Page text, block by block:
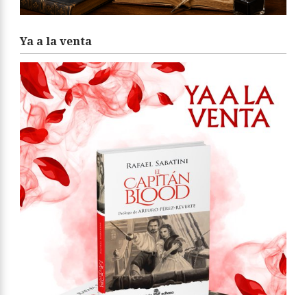
Ya a la venta